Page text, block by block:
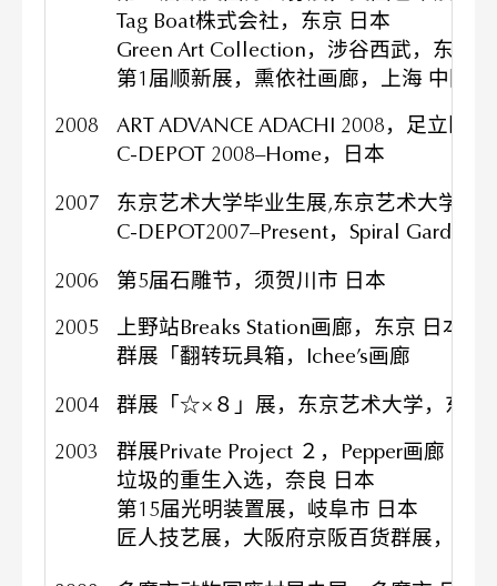
Tag Boat株式会社，东京 日本
Green Art Collection，涉谷西武，东京
第1届顺新展，熏依社画廊，上海 中国
2008
ART ADVANCE ADACHI 2008，足立区
C-DEPOT 2008–Home，日本
2007
东京艺术大学毕业生展,东京艺术大学，
C-DEPOT2007–Present，Spiral Garden
2006
第5届石雕节，须贺川市 日本
2005
上野站Breaks Station画廊，东京 日本
群展「翻转玩具箱，Ichee’s画廊
2004
群展「☆×８」展，东京艺术大学，东京
2003
群展Private Project ２，Pepper画廊
垃圾的重生入选，奈良 日本
第15届光明装置展，岐阜市 日本
匠人技艺展，大阪府京阪百货群展，日本